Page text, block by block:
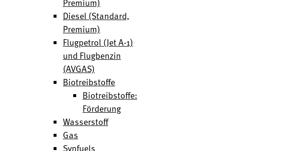
Diesel (Standard,
Premium)
Flugpetrol (Jet A-1)
und Flugbenzin
(AVGAS)
Biotreibstoffe
Biotreibstoffe:
Förderung
Wasserstoff
Gas
Synfuels